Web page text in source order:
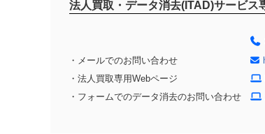
法人買取・データ消去(ITAD)サービス
・メールでのお問い合わせ
・法人買取専用Webページ
・フォームでのデータ消去のお問い合わせ